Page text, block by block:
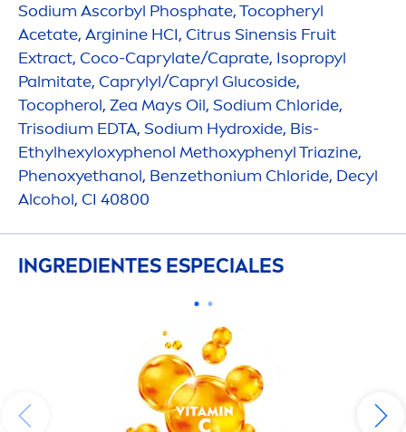
Sodium Ascorbyl Phosphate, Tocopheryl
Acetate, Arginine HCI, Citrus Sinensis Fruit
Extract, Coco-Caprylate/Caprate, Isopropyl
Palmitate, Caprylyl/Capryl Glucoside,
Tocopherol, Zea Mays Oil, Sodium Chloride,
Trisodium EDTA, Sodium Hydroxide, Bis-
Ethylhexyloxyphenol Methoxyphenyl Triazine,
Phenoxyethanol, Benzethonium Chloride, Decyl
Alcohol, CI 40800
INGREDIENTES ESPECIALES